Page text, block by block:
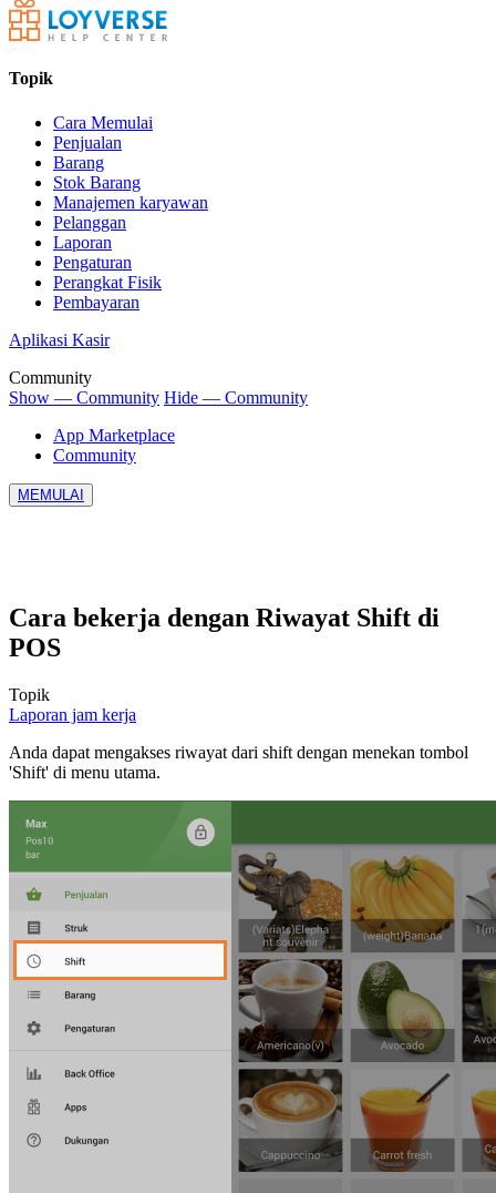
Topik
Cara Memulai
Penjualan
Barang
Stok Barang
Manajemen karyawan
Pelanggan
Laporan
Pengaturan
Perangkat Fisik
Pembayaran
Aplikasi Kasir
Community
Show — Community Hide — Community
App Marketplace
Community
MEMULAI
Cara bekerja dengan Riwayat Shift di
POS
Topik
Laporan jam kerja
Anda dapat mengakses riwayat dari shift dengan menekan tombol
'Shift' di menu utama.